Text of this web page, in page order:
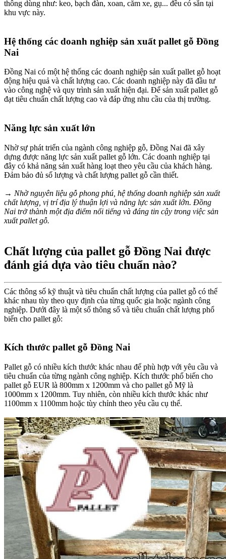
thông dùng như: keo, bạch đàn, xoan, căm xe, gụ... đều có sẵn tại
khu vực này.
Hệ thống các doanh nghiệp sản xuất pallet gỗ Đồng
Nai
Đồng Nai có một hệ thống các doanh nghiệp sản xuất pallet gỗ hoạt
động hiệu quả và chất lượng cao. Các doanh nghiệp này đã đầu tư
vào công nghệ và quy trình sản xuất hiện đại. Để sản xuất pallet gỗ
đạt tiêu chuẩn chất lượng cao và đáp ứng nhu cầu của thị trường.
Năng lực sản xuất lớn
Nhờ sự phát triển của ngành công nghiệp gỗ, Đồng Nai đã xây
dựng được năng lực sản xuất pallet gỗ lớn. Các doanh nghiệp tại
đây có khả năng sản xuất hàng loạt theo yêu cầu của khách hàng.
Đảm bảo đủ số lượng và chất lượng pallet gỗ cần thiết.
→ Nhờ nguyên liệu gỗ phong phú, hệ thống doanh nghiệp sản xuất
chất lượng, vị trí địa lý thuận lợi và năng lực sản xuất lớn. Đồng
Nai trở thành một địa điểm nổi tiếng và đáng tin cậy trong việc sản
xuất pallet gỗ.
Chất lượng của pallet gỗ Đồng Nai được
đánh giá dựa vào tiêu chuẩn nào?
Các thông số kỹ thuật và tiêu chuẩn chất lượng của pallet gỗ có thể
khác nhau tùy theo quy định của từng quốc gia hoặc ngành công
nghiệp. Dưới đây là một số thông số và tiêu chuẩn chất lượng phổ
biến cho pallet gỗ:
Kích thước pallet gỗ Đồng Nai
Pallet gỗ có nhiều kích thước khác nhau để phù hợp với yêu cầu và
tiêu chuẩn của từng ngành công nghiệp. Kích thước phổ biến cho
pallet gỗ EUR là 800mm x 1200mm và cho pallet gỗ Mỹ là
1000mm x 1200mm. Tuy nhiên, còn nhiều kích thước khác như
1100mm x 1100mm hoặc tùy chỉnh theo yêu cầu cụ thể.